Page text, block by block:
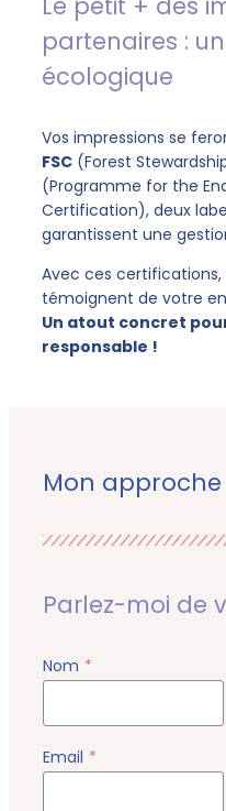
partenaires :
écologique
Vos impressions se
FSC (Forest
(Programme for the
Certification), deux
garantissent une
Avec ces
témoignent de votre
Un atout concret
responsable !
Mon approche
Parlez-moi de
Nom *
Email *